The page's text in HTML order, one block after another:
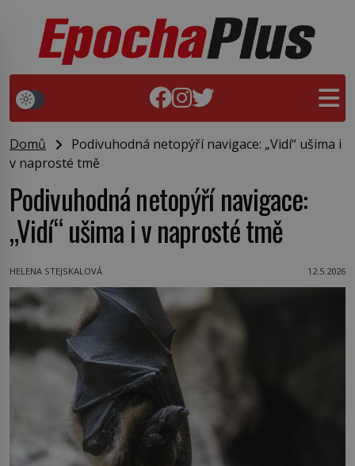
Domů
Podivuhodná netopýří navigace: „Vidí“ ušima i
v naprosté tmě
Podivuhodná netopýří navigace:
„Vidí“ ušima i v naprosté tmě
HELENA STEJSKALOVÁ 12.5.2026